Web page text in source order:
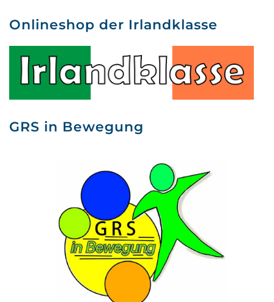
Onlineshop der Irlandklasse
GRS in Bewegung